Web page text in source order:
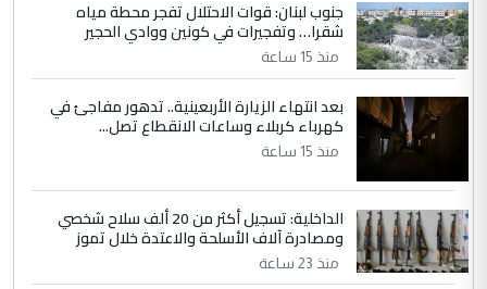
جنوب لبنان: قوات الاحتلال تفجر محطة مياه
شقرا… وتفجيرات في كونين ووادي الحجير
منذ 15 ساعة
بعد انتهاء الزيارة الأربعينية.. تدهور مفاجئ في
كهرباء كربلاء وساعات الانقطاع تصل...
منذ 15 ساعة
الداخلية: تسجيل أكثر من 20 ألف سلاح شخصي
ومصادرة آلاف الأسلحة والاعتدة خلال تموز
منذ 23 ساعة